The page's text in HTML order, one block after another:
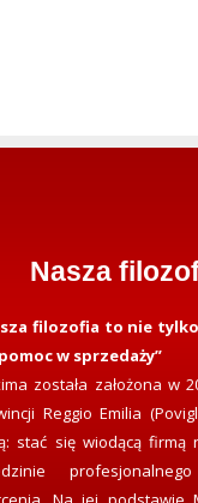
Nasza
filozofia to nie
w sprzedaży”
została założona w
Reggio Emilia
stać się wiodącą firmą